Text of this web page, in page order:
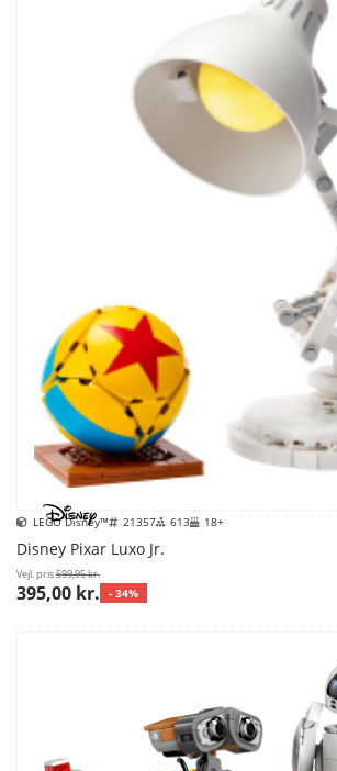
LEGO Disney™ 21357 613 18+
Disney Pixar Luxo Jr.
Vejl. pris599,95 kr.
395,00 kr. - 34%